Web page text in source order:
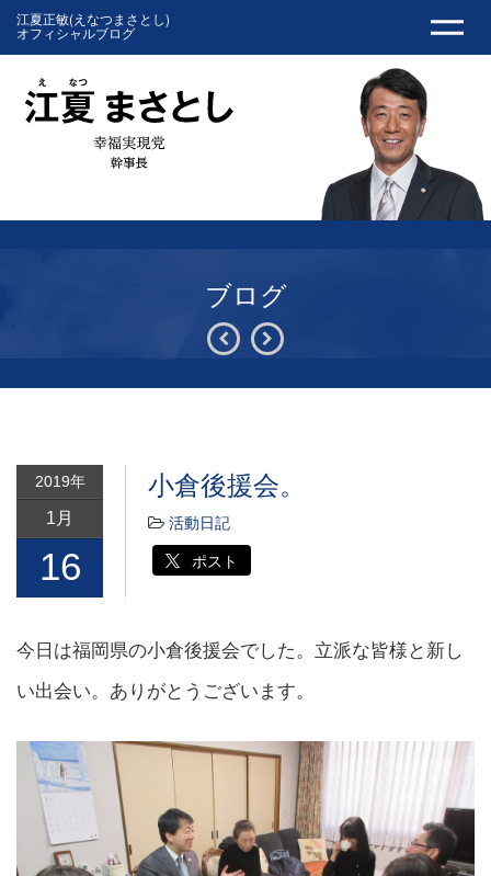
江夏正敏(えなつまさとし)
オフィシャルブログ
ブログ
2019年
1月
16
小倉後援会。
活動日記
ポスト
今日は福岡県の小倉後援会でした。立派な皆様と新し
い出会い。ありがとうございます。